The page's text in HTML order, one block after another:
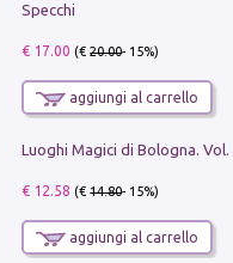
Specchi
€ 17.00 (€20.00- 15%)
aggiungi al carrello
€ 12.58 (€14.80- 15%)
aggiungi al carrello